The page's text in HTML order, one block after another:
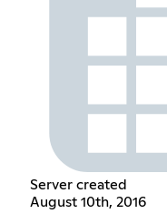
Server created
August 10th, 2016